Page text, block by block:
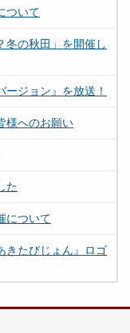
ついて
冬の秋田」を開催し
ジョン』を放送！
様へのお願い
た
について
きたびじょん』ロゴ